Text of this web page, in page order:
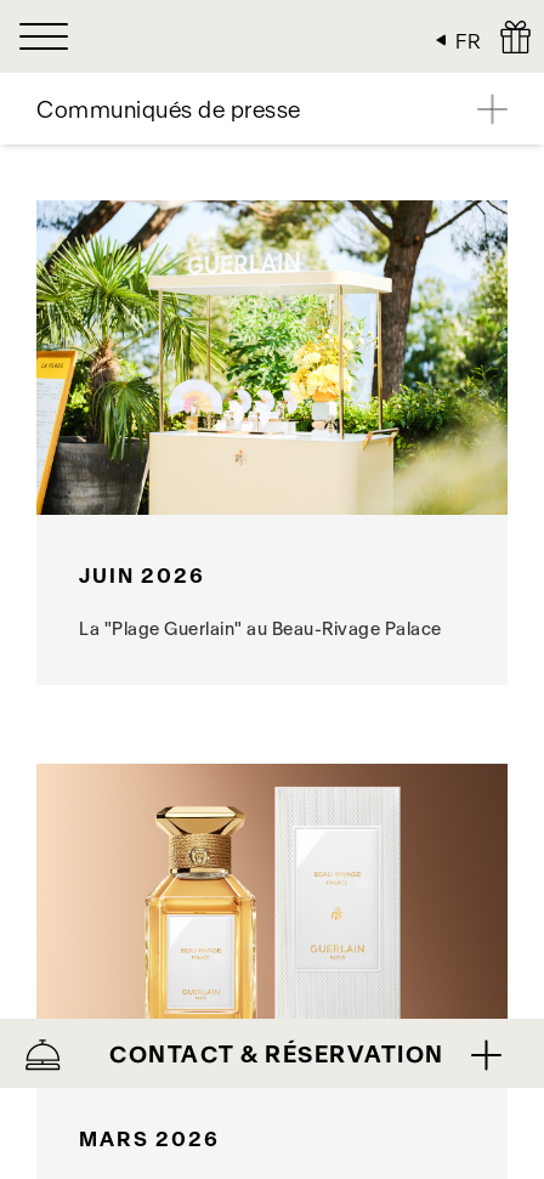
FR
CONTACT & RÉSERVATION
Communiqués de presse
JUIN 2026
La "Plage Guerlain" au Beau-Rivage Palace
MARS 2026